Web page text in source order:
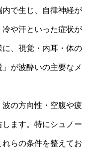
で生じ、自律神経が
や汗といった症状が
、視覚・内耳・体の
が波酔いの主要なメ
の方向性・空腹や疲
ます。特にシュノー
らの条件を整えてお